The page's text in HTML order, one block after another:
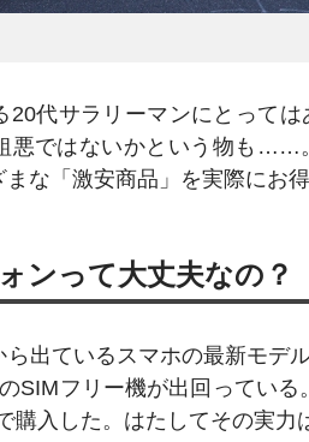
代サラリーマンにとっては
悪ではないかという物も……
な「激安商品」を実際にお
ンって大丈夫なの？
出ているスマホの最新モデ
SIMフリー機が出回ってい
購入した。はたしてその実力